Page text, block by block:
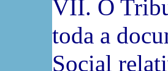
VII. O
toda a
Social